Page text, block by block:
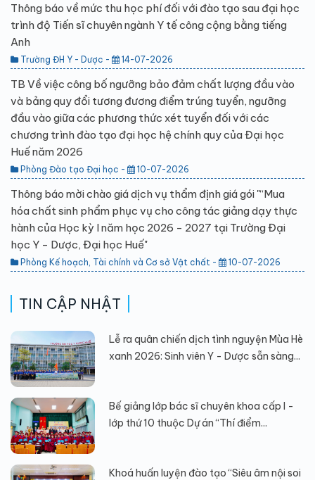
Thông báo về mức thu học phí đối với đào tạo sau đại học
trình độ Tiến sĩ chuyên ngành Y tế công cộng bằng tiếng
Anh
Trường ĐH Y - Dược - 14-07-2026
TB Về việc công bố ngưỡng bảo đảm chất lượng đầu vào
và bảng quy đổi tương đương điểm trúng tuyển, ngưỡng
đầu vào giữa các phương thức xét tuyển đối với các
chương trình đào tạo đại học hệ chính quy của Đại học
Huế năm 2026
Phòng Đào tạo Đại học - 10-07-2026
Thông báo mời chào giá dịch vụ thẩm định giá gói "“Mua
hóa chất sinh phẩm phục vụ cho công tác giảng dạy thực
hành của Học kỳ I năm học 2026 - 2027 tại Trường Đại
học Y - Dược, Đại học Huế"
Phòng Kế hoạch, Tài chính và Cơ sở Vật chất - 10-07-2026
TIN CẬP NHẬT
Lễ ra quân chiến dịch tình nguyện Mùa Hè
xanh 2026: Sinh viên Y - Dược sẵn sàng...
Bế giảng lớp bác sĩ chuyên khoa cấp I -
lớp thứ 10 thuộc Dự án “Thí điểm...
Khoá huấn luyện đào tạo “Siêu âm nội soi